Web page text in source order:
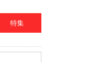
特集